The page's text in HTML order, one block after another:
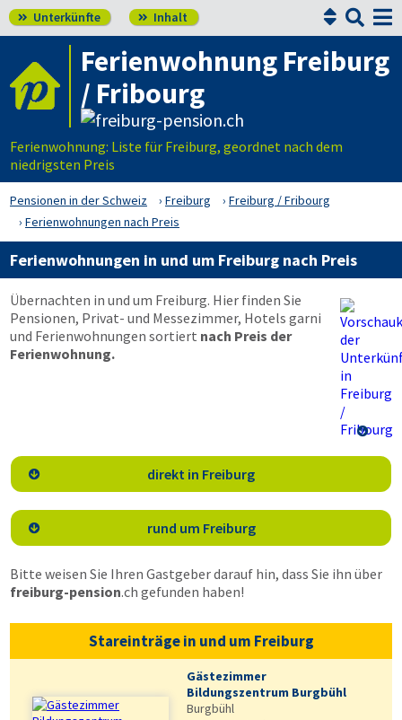
 Unterkünfte  Inhalt 

Ferienwohnung Freiburg
/ Fribourg
Ferienwohnung: Liste für Freiburg, geordnet nach dem
niedrigsten Preis
Pensionen in der Schweiz Freiburg
Freiburg / Fribourg
Ferienwohnungen nach Preis
Ferienwohnungen in und um Freiburg nach Preis

Übernachten in und um Freiburg. Hier finden Sie
Pensionen, Privat- und Messezimmer, Hotels garni
und Ferienwohnungen sortiert nach Preis der
Ferienwohnung.
 direkt in Freiburg
 rund um Freiburg
Bitte weisen Sie Ihren Gastgeber darauf hin, dass Sie ihn über
freiburg-pension.ch gefunden haben!
Stareinträge in und um Freiburg
Gästezimmer
Bildungszentrum Burgbühl
Burgbühl